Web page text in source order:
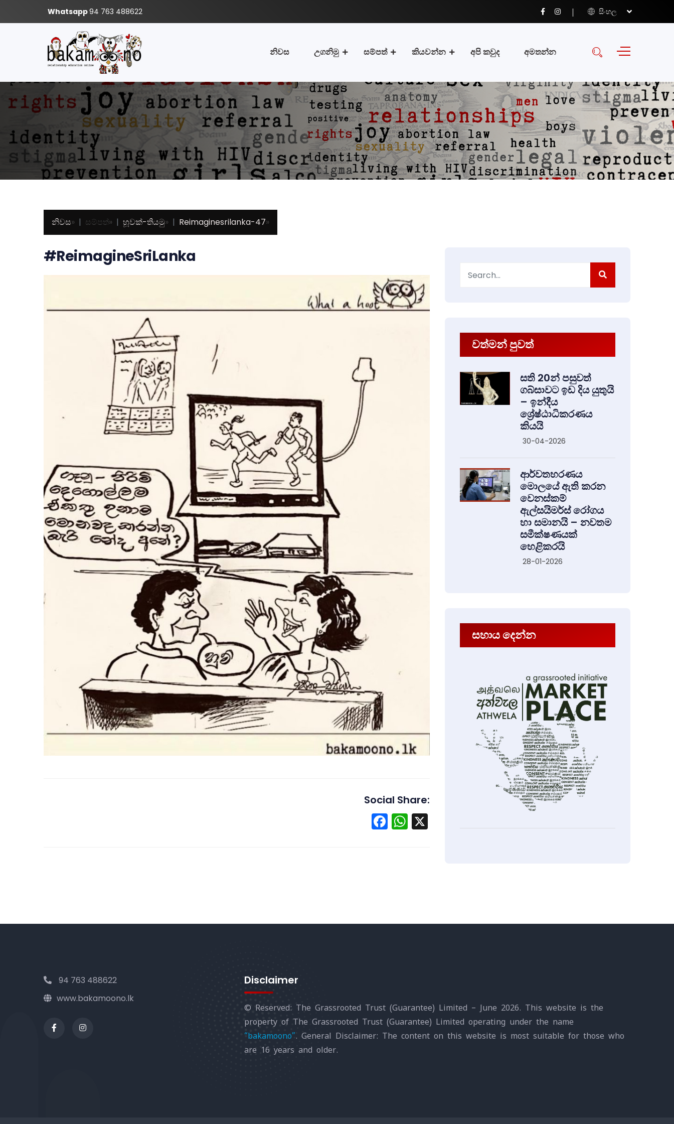
Whatsapp94 763 488622 සිංහල
නිවස උගනිමු සම්පත් කියවන්න අපි කවුද අමතන්න
නිවස» සම්පත්» හූවක්-තියමු» Reimaginesrilanka-47»
#ReimagineSriLanka
Social Share:
Facebook
WhatsApp
for:
වත්මන් පුවත්
සති 20න් පසුවත්
ගබ්සාවට ඉඩ දිය යුතුයි
– ඉන්දීය
ශ්‍රේෂ්ඨාධිකරණය
කියයි
30-04-2026
ආර්වතහරණය
මොලයේ ඇති කරන
වෙනස්කම්
ඇල්සයිමර්ස් රෝගය
හා සමානයි – නවතම
සමීක්ෂණයක්
හෙළිකරයි
28-01-2026
සහාය දෙන්න
94 763 488622
www.bakamoono.lk
Disclaimer
© Reserved: The Grassrooted Trust (Guarantee) Limited – June 2026. This website is the
property of The Grassrooted Trust (Guarantee) Limited operating under the name
“bakamoono”. General Disclaimer: The content on this website is most suitable for those who
are 16 years and older.